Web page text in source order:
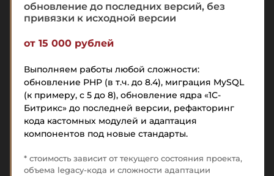
обновление до последних версий, без
привязки к исходной версии
от 15 000 рублей
Выполняем работы любой сложности:
обновление PHP (в т.ч. до 8.4), миграция MySQL
(к примеру, с 5 до 8), обновление ядра «1С-
Битрикс» до последней версии, рефакторинг
кода кастомных модулей и адаптация
компонентов под новые стандарты.
* стоимость зависит от текущего состояния проекта,
объема legacy-кода и сложности адаптации